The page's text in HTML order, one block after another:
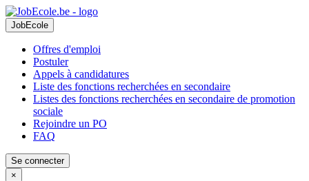
JobEcole
Offres d'emploi
Postuler
Appels à candidatures
Liste des fonctions recherchées en secondaire
Listes des fonctions recherchées en secondaire de promotion
sociale
Rejoindre un PO
FAQ
Se connecter
×